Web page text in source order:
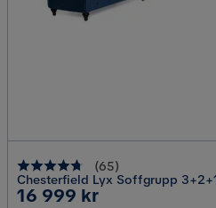
(65)
Chesterfield Lyx Soffgrupp
Pris
16 999 kr